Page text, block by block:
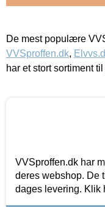
De mest populære
VVSproffen.dk,
har et stort sortiment
VVSproffen.dk har
deres webshop. De
dages levering. Klik